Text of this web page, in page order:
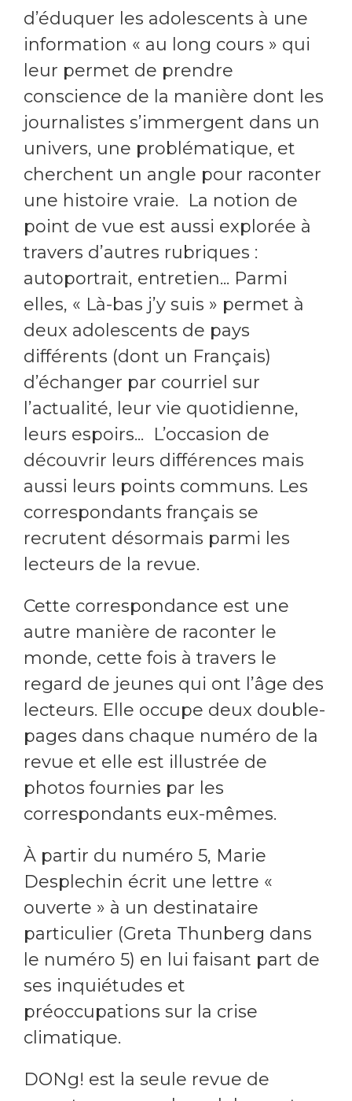
d’éduquer les adolescents à une
information « au long cours » qui
leur permet de prendre
conscience de la manière dont les
journalistes s’immergent dans un
univers, une problématique, et
cherchent un angle pour raconter
une histoire vraie. La notion de
point de vue est aussi explorée à
travers d’autres rubriques :
autoportrait, entretien... Parmi
elles, « Là-bas j’y suis » permet à
deux adolescents de pays
différents (dont un Français)
d’échanger par courriel sur
l’actualité, leur vie quotidienne,
leurs espoirs... L’occasion de
découvrir leurs différences mais
aussi leurs points communs. Les
correspondants français se
recrutent désormais parmi les
lecteurs de la revue.
Cette correspondance est une
autre manière de raconter le
monde, cette fois à travers le
regard de jeunes qui ont l’âge des
lecteurs. Elle occupe deux double-
pages dans chaque numéro de la
revue et elle est illustrée de
photos fournies par les
correspondants eux-mêmes.
À partir du numéro 5, Marie
Desplechin écrit une lettre «
ouverte » à un destinataire
particulier (Greta Thunberg dans
le numéro 5) en lui faisant part de
ses inquiétudes et
préoccupations sur la crise
climatique.
DONg! est la seule revue de